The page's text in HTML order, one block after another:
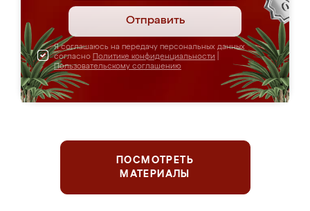
Отправить
Я соглашаюсь на передачу персональных данных
согласно Политике конфиденциальности
Пользовательскому соглашению
ПОСМОТРЕТЬ
МАТЕРИАЛЫ